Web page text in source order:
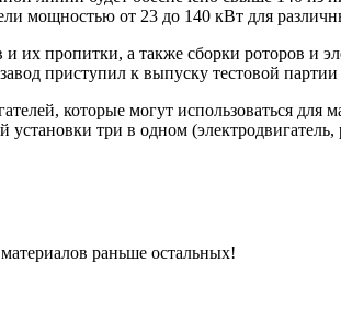
мощностью от 23 до 140 кВт для
и их пропитки, а также сборки роторов и
приступил к выпуску тестовой партии
которые могут использоваться
установки три в одном
раньше остальных!